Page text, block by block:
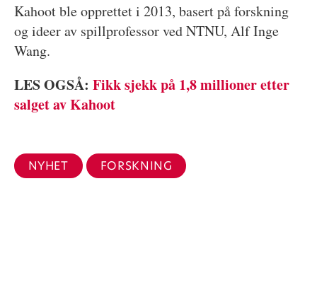
Kahoot ble opprettet i 2013, basert på forskning
og ideer av spillprofessor ved NTNU, Alf Inge
Wang.
LES OGSÅ: Fikk sjekk på 1,8 millioner etter
salget av Kahoot
NYHET FORSKNING